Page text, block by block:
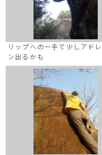
リップへの一手で少しアド
ン出るかも